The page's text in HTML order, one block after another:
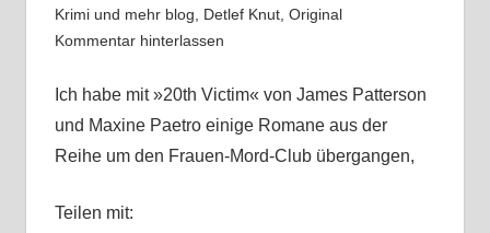
Krimi und mehr blog
Detlef Knut, Original
Kommentar hinterlassen
Ich habe mit »20th Victim« von James Patterson
und Maxine Paetro einige Romane aus der
Reihe um den Frauen-Mord-Club übergangen,
Teilen mit: